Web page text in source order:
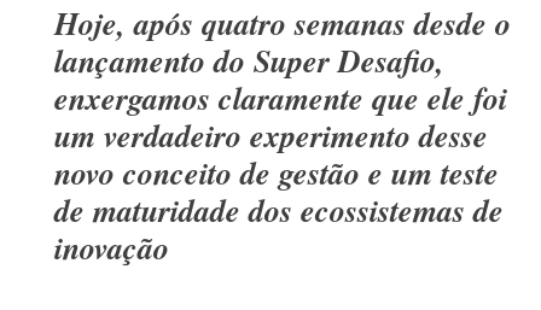
Hoje, após quatro semanas desde o
lançamento do Super Desafio,
enxergamos claramente que ele foi
um verdadeiro experimento desse
novo conceito de gestão e um teste
de maturidade dos ecossistemas de
inovação